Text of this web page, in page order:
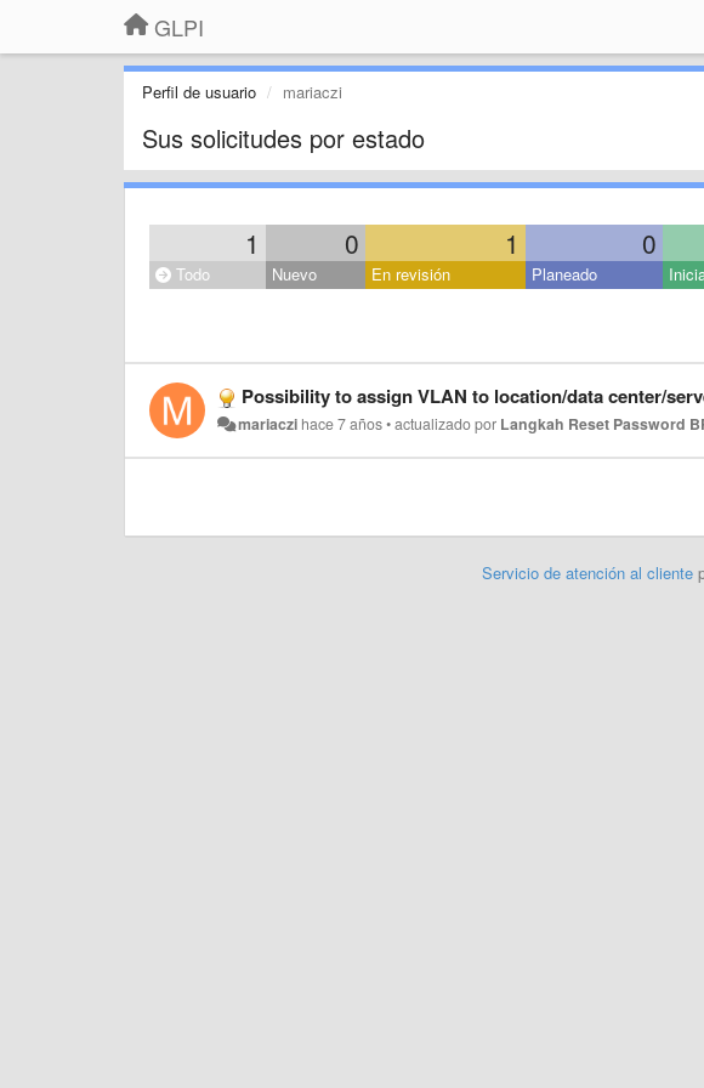
GLPI
Perfil de usuario mariaczi
Sus solicitudes por estado
1 0 1 0
Todo Nuevo En revisión Planeado
Possibility to assign VLAN to location/data center/
mariaczi hace 7 años•actualizado por Langkah Reset Password
Servicio de atención al cliente